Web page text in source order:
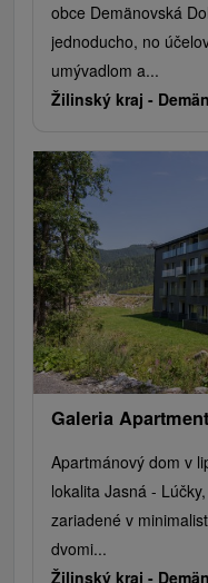
obce Demänovská
jednoducho, no
umývadlom a...
Žilinský kraj -
Galeria
Apartmánový dom v
lokalita Jasná -
zariadené v
dvomi...
Žilinský kraj -